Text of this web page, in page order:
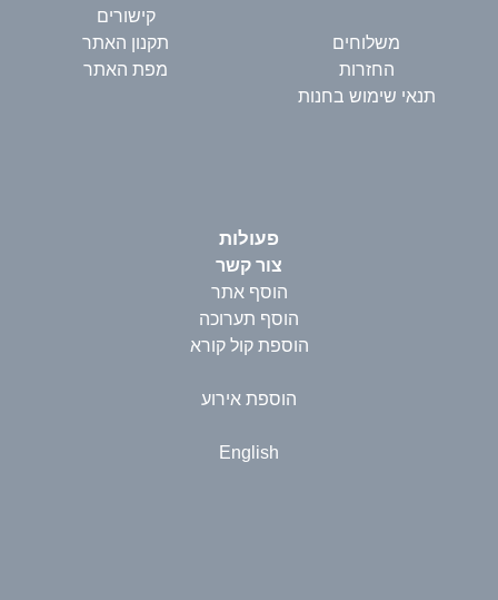
משלוחים
החזרות
תנאי שימוש בחנות
קישורים
תקנון האתר
מפת האתר
פעולות
צור קשר
הוסף אתר
הוסף תערוכה
הוספת קול קורא
הוספת אירוע
English